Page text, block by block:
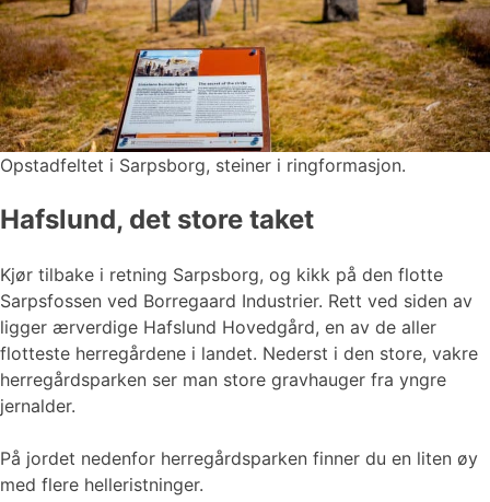
Opstadfeltet i Sarpsborg, steiner i ringformasjon.
Hafslund, det store taket
Kjør tilbake i retning Sarpsborg, og kikk på den flotte
Sarpsfossen ved Borregaard Industrier. Rett ved siden av
ligger ærverdige Hafslund Hovedgård, en av de aller
flotteste herregårdene i landet. Nederst i den store, vakre
herregårdsparken ser man store gravhauger fra yngre
jernalder.
På jordet nedenfor herregårdsparken finner du en liten øy
med flere helleristninger.